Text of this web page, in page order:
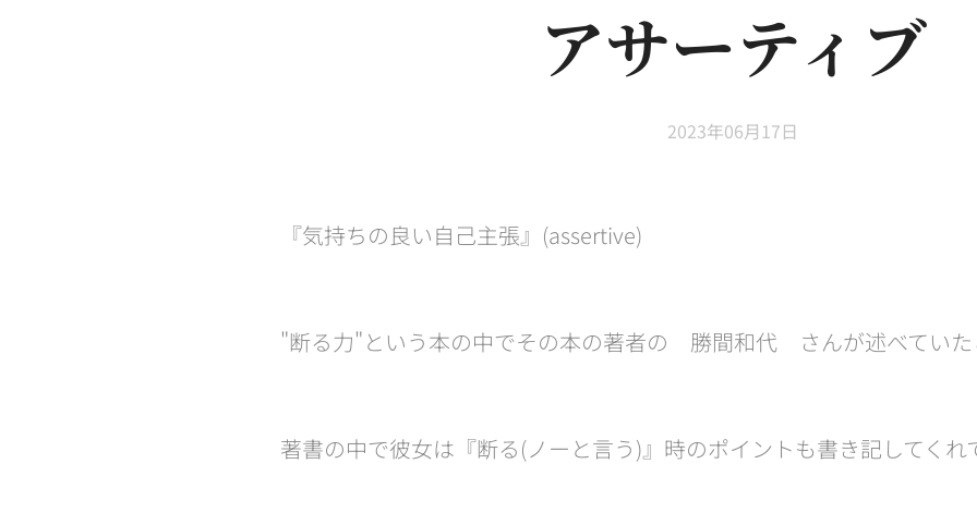
アサーティブ
2023年06月17日
『気持ちの良い自己主張』(assertive)
"断る力"という本の中でその本の著者の 勝間和代 さんが述べていた
著書の中で彼女は『断る(ノーと言う)』時のポイントも書き記してくれ